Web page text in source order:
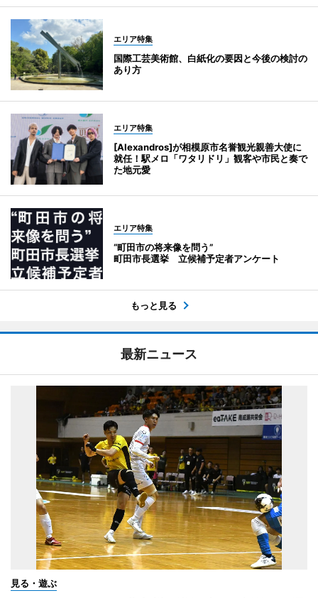
エリア特集
国際工芸美術館、白紙化の要因と今後の検討の
あり方
エリア特集
[Alexandros]が相模原市名誉観光親善大使に
就任！駅メロ「ワタリドリ」観客や市民と奏で
た地元愛
エリア特集
“町田市の将来像を問う”
町田市長選挙 立候補予定者アンケート
もっと見る
最新ニュース
見る・遊ぶ